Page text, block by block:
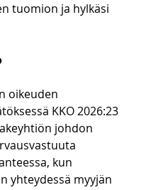
tuomion ja hylkäsi
oikeuden
KKO 2026:23
johdon
kun
yhteydessä myyjän